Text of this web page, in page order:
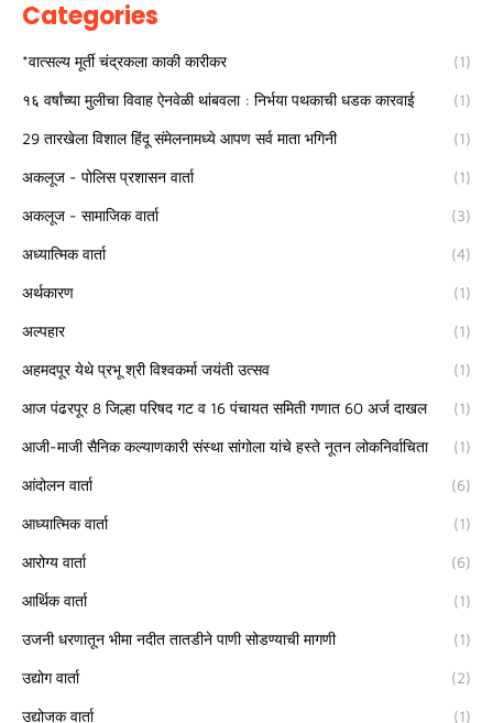
Categories
*वात्सल्य मूर्ती चंद्रकला काकी कारीकर (1)
१६ वर्षांच्या मुलीचा विवाह ऐनवेळी थांबवला : निर्भया पथकाची धडक कारवाई (1)
29 तारखेला विशाल हिंदू संमेलनामध्ये आपण सर्व माता भगिनी (1)
अकलूज - पोलिस प्रशासन वार्ता (1)
अकलूज - सामाजिक वार्ता (3)
अध्यात्मिक वार्ता (4)
अर्थकारण (1)
अल्पहार (1)
अहमदपूर येथे प्रभू श्री विश्वकर्मा जयंती उत्सव (1)
आज पंढरपूर 8 जिल्हा परिषद गट व 16 पंचायत समिती गणात 60 अर्ज दाखल (1)
आजी-माजी सैनिक कल्याणकारी संस्था सांगोला यांचे हस्ते नूतन लोकनिर्वाचिता (1)
आंदोलन वार्ता (6)
आध्यात्मिक वार्ता (1)
आरोग्य वार्ता (6)
आर्थिक वार्ता (1)
उजनी धरणातून भीमा नदीत तातडीने पाणी सोडण्याची मागणी (1)
उद्योग वार्ता (2)
उद्योजक वार्ता (1)